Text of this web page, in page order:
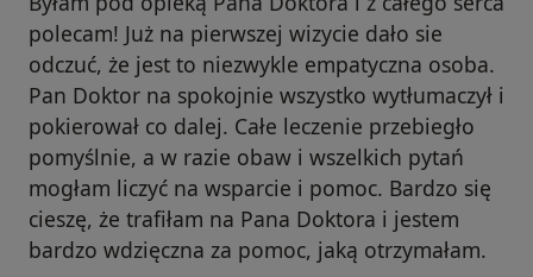
polecam! Już na pierwszej wizycie dało sie
odczuć, że jest to niezwykle empatyczna osoba.
Pan Doktor na spokojnie wszystko wytłumaczył i
pokierował co dalej. Całe leczenie przebiegło
pomyślnie, a w razie obaw i wszelkich pytań
mogłam liczyć na wsparcie i pomoc. Bardzo się
cieszę, że trafiłam na Pana Doktora i jestem
bardzo wdzięczna za pomoc, jaką otrzymałam.